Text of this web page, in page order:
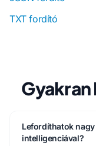
TXT fordító
Lefordíthatok
intelligenciával?